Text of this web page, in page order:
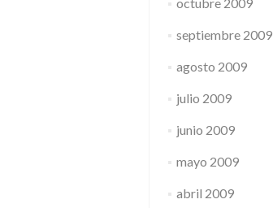
septiembre 2009
agosto 2009
julio 2009
junio 2009
mayo 2009
abril 2009